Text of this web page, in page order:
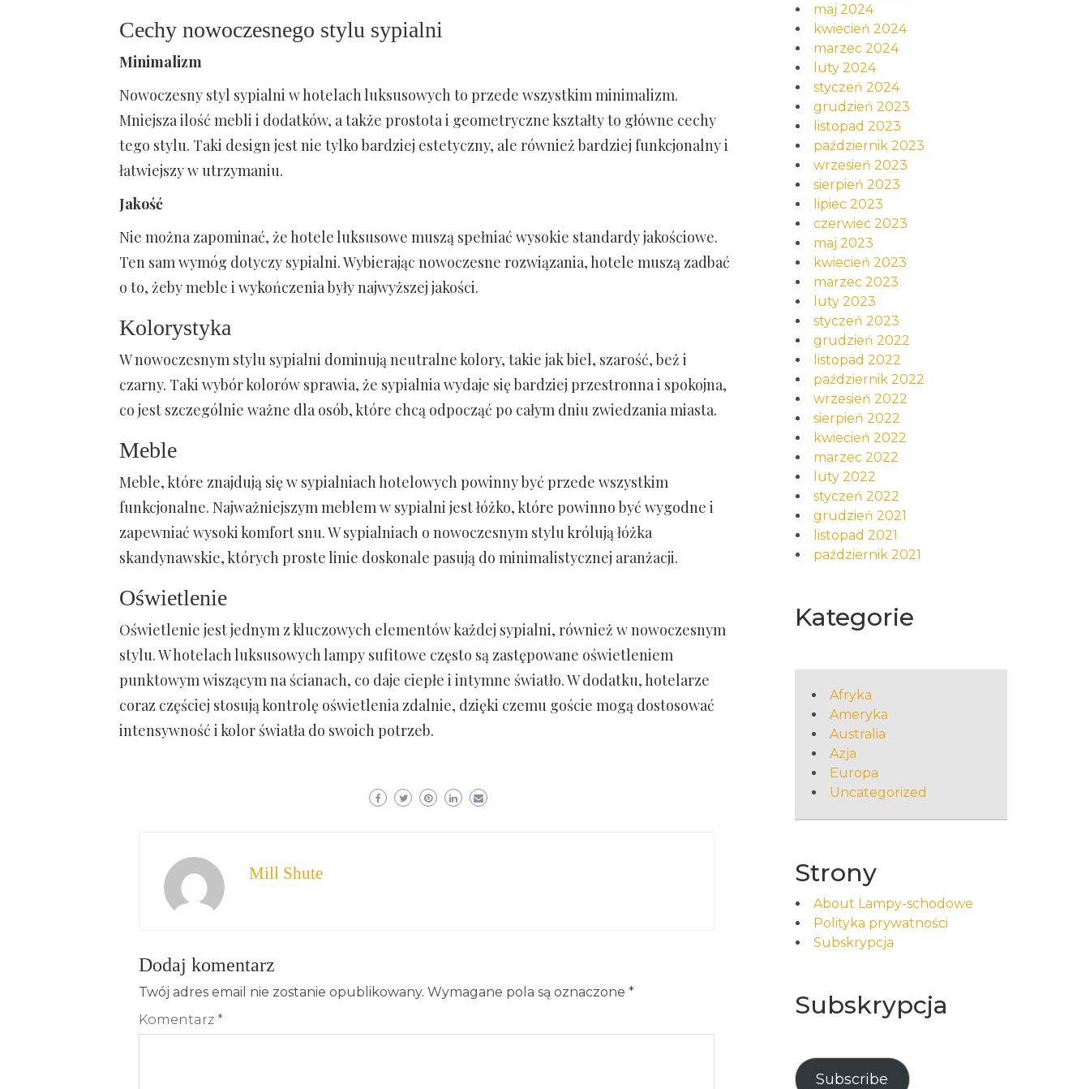
Cechy nowoczesnego stylu sypialni
Minimalizm
Nowoczesny styl sypialni w hotelach luksusowych to przede wszystkim minimalizm.
Mniejsza ilość mebli i dodatków, a także prostota i geometryczne kształty to główne cechy
tego stylu. Taki design jest nie tylko bardziej estetyczny, ale również bardziej funkcjonalny i
łatwiejszy w utrzymaniu.
Jakość
Nie można zapominać, że hotele luksusowe muszą spełniać wysokie standardy jakościowe.
Ten sam wymóg dotyczy sypialni. Wybierając nowoczesne rozwiązania, hotele muszą zadbać
o to, żeby meble i wykończenia były najwyższej jakości.
Kolorystyka
W nowoczesnym stylu sypialni dominują neutralne kolory, takie jak biel, szarość, beż i
czarny. Taki wybór kolorów sprawia, że sypialnia wydaje się bardziej przestronna i spokojna,
co jest szczególnie ważne dla osób, które chcą odpocząć po całym dniu zwiedzania miasta.
Meble
Meble, które znajdują się w sypialniach hotelowych powinny być przede wszystkim
funkcjonalne. Najważniejszym meblem w sypialni jest łóżko, które powinno być wygodne i
zapewniać wysoki komfort snu. W sypialniach o nowoczesnym stylu królują łóżka
skandynawskie, których proste linie doskonale pasują do minimalistycznej aranżacji.
Oświetlenie
Oświetlenie jest jednym z kluczowych elementów każdej sypialni, również w nowoczesnym
stylu. W hotelach luksusowych lampy sufitowe często są zastępowane oświetleniem
punktowym wiszącym na ścianach, co daje ciepłe i intymne światło. W dodatku, hotelarze
coraz częściej stosują kontrolę oświetlenia zdalnie, dzięki czemu goście mogą dostosować
intensywność i kolor światła do swoich potrzeb.
Mill Shute
Dodaj komentarz
Twój adres email nie zostanie opublikowany. Wymagane pola są oznaczone *
Komentarz *
maj 2024
kwiecień 2024
marzec 2024
luty 2024
styczeń 2024
grudzień 2023
listopad 2023
październik 2023
wrzesień 2023
sierpień 2023
lipiec 2023
czerwiec 2023
maj 2023
kwiecień 2023
marzec 2023
luty 2023
styczeń 2023
grudzień 2022
listopad 2022
październik 2022
wrzesień 2022
sierpień 2022
kwiecień 2022
marzec 2022
luty 2022
styczeń 2022
grudzień 2021
listopad 2021
październik 2021
Kategorie
Afryka
Ameryka
Australia
Azja
Europa
Uncategorized
Strony
About Lampy-schodowe
Polityka prywatności
Subskrypcja
Subskrypcja
Subscribe